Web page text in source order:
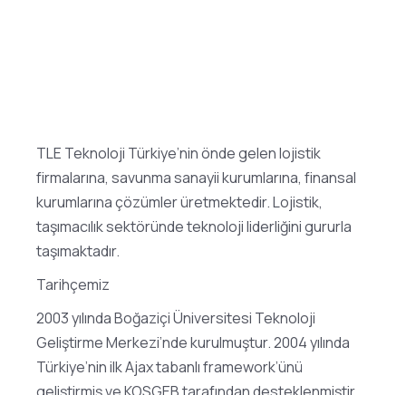
TLE Teknoloji Türkiye’nin önde gelen lojistik
firmalarına, savunma sanayii kurumlarına, finansal
kurumlarına çözümler üretmektedir. Lojistik,
taşımacılık sektöründe teknoloji liderliğini gururla
taşımaktadır.
Tarihçemiz
2003 yılında Boğaziçi Üniversitesi Teknoloji
Geliştirme Merkezi’nde kurulmuştur. 2004 yılında
Türkiye’nin ilk Ajax tabanlı framework’ünü